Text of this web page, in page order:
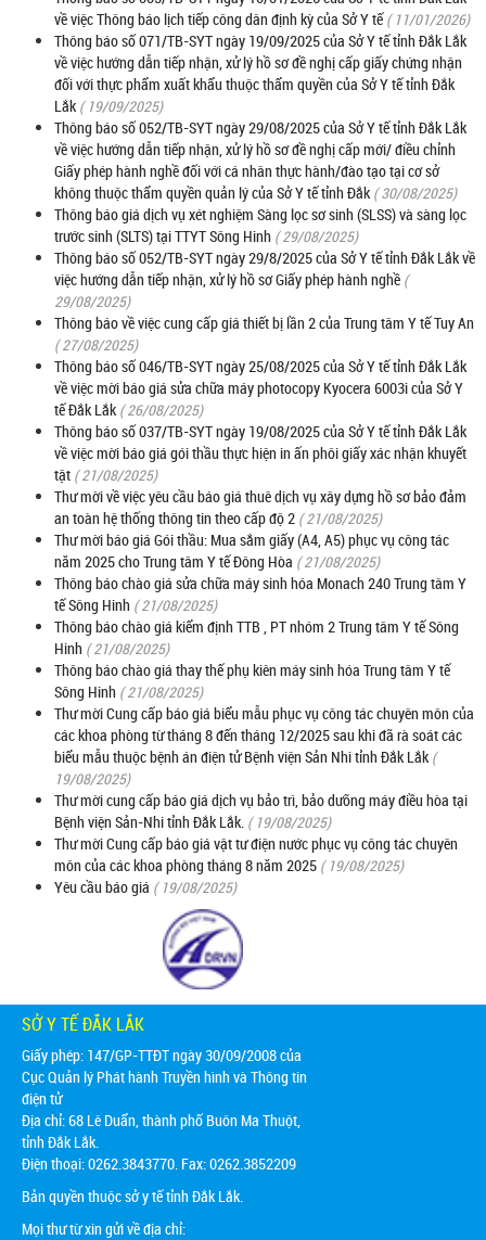
về việc Thông báo lịch tiếp công dân định kỳ của Sở Y tế ( 11/01/2026)
Thông báo số 071/TB-SYT ngày 19/09/2025 của Sở Y tế tỉnh Đắk Lắk
về việc hướng dẫn tiếp nhận, xử lý hồ sơ đề nghị cấp giấy chứng nhận
đối với thực phẩm xuất khẩu thuộc thẩm quyền của Sở Y tế tỉnh Đắk
Lắk ( 19/09/2025)
Thông báo số 052/TB-SYT ngày 29/08/2025 của Sở Y tế tỉnh Đắk Lắk
về việc hướng dẫn tiếp nhận, xử lý hồ sơ đề nghị cấp mới/ điều chỉnh
Giấy phép hành nghề đối với cá nhân thực hành/đào tạo tại cơ sở
không thuộc thẩm quyền quản lý của Sở Y tế tỉnh Đắk ( 30/08/2025)
Thông báo giá dịch vụ xét nghiệm Sàng lọc sơ sinh (SLSS) và sàng lọc
trước sinh (SLTS) tại TTYT Sông Hinh ( 29/08/2025)
Thông báo số 052/TB-SYT ngày 29/8/2025 của Sở Y tế tỉnh Đắk Lắk về
việc hướng dẫn tiếp nhận, xử lý hồ sơ Giấy phép hành nghề (
29/08/2025)
Thông báo về việc cung cấp giá thiết bị lần 2 của Trung tâm Y tế Tuy An
( 27/08/2025)
Thông báo số 046/TB-SYT ngày 25/08/2025 của Sở Y tế tỉnh Đắk Lắk
về việc mời báo giá sửa chữa máy photocopy Kyocera 6003i của Sở Y
tế Đắk Lắk ( 26/08/2025)
Thông báo số 037/TB-SYT ngày 19/08/2025 của Sở Y tế tỉnh Đắk Lắk
về việc mời báo giá gói thầu thực hiện in ấn phôi giấy xác nhận khuyết
tật ( 21/08/2025)
Thư mời về việc yêu cầu báo giá thuê dịch vụ xây dựng hồ sơ bảo đảm
an toàn hệ thống thông tin theo cấp độ 2 ( 21/08/2025)
Thư mời báo giá Gói thầu: Mua sắm giấy (A4, A5) phục vụ công tác
năm 2025 cho Trung tâm Y tế Đông Hòa ( 21/08/2025)
Thông báo chào giá sửa chữa máy sinh hóa Monach 240 Trung tâm Y
tế Sông Hinh ( 21/08/2025)
Thông báo chào giá kiểm định TTB , PT nhóm 2 Trung tâm Y tế Sông
Hinh ( 21/08/2025)
Thông báo chào giá thay thế phụ kiên máy sinh hóa Trung tâm Y tế
Sông Hinh ( 21/08/2025)
Thư mời Cung cấp báo giá biểu mẫu phục vụ công tác chuyên môn của
các khoa phòng từ tháng 8 đến tháng 12/2025 sau khi đã rà soát các
biểu mẫu thuộc bệnh án điện tử Bệnh viện Sản Nhi tỉnh Đắk Lắk (
19/08/2025)
Thư mời cung cấp báo giá dịch vụ bảo trì, bảo dưỡng máy điều hòa tại
Bệnh viện Sản-Nhi tỉnh Đắk Lắk. ( 19/08/2025)
Thư mời Cung cấp báo giá vật tư điện nước phục vụ công tác chuyên
môn của các khoa phòng tháng 8 năm 2025 ( 19/08/2025)
Yêu cầu báo giá ( 19/08/2025)
SỞ Y TẾ ĐẮK LẮK
Giấy phép: 147/GP-TTĐT ngày 30/09/2008 của
Cục Quản lý Phát hành Truyền hình và Thông tin
điện tử
Địa chỉ:68 Lê Duẩn, thành phố Buôn Ma Thuột,
tỉnh Đắk Lắk.
Điện thoại: 0262.3843770. Fax: 0262.3852209
Bản quyền thuộc sở y tế tỉnh Đắk Lắk.
Mọi thư từ xin gửi về địa chỉ: